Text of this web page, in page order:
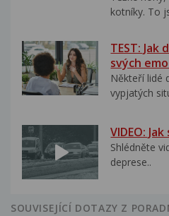
kotníky. To
TEST:
svých
Někteří lidé
vypjatých
VIDEO:
Shlédněte
deprese..
SOUVISEJÍCÍ DOTAZY Z